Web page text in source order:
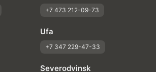
+7 473 212-09-73
Ufa
+7 347 229-47-33
Severodvinsk